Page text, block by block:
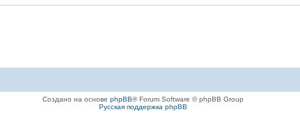
Создано на основе phpBB® Forum Software © phpBB Group
Русская поддержка phpBB